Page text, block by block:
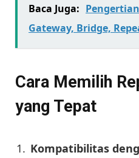
Baca Juga:
Gateway, Bridge,
Cara Memilih
yang Tepat
Kompatibilitas